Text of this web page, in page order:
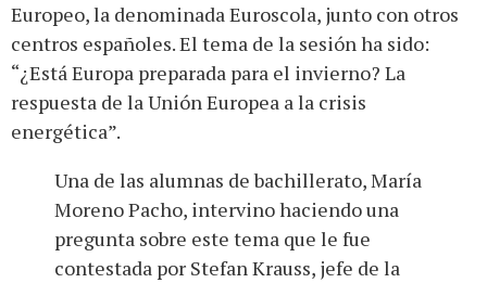
Europeo, la denominada Euroscola, junto con otros
centros españoles. El tema de la sesión ha sido:
“¿Está Europa preparada para el invierno? La
respuesta de la Unión Europea a la crisis
energética”.
Una de las alumnas de bachillerato, María
Moreno Pacho, intervino haciendo una
pregunta sobre este tema que le fue
contestada por Stefan Krauss, jefe de la